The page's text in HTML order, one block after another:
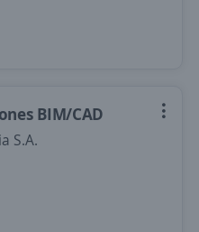
BIM/CAD
S.A.